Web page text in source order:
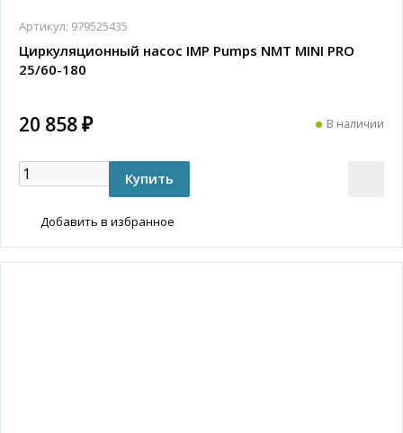
Артикул: 979525435
Циркуляционный насос IMP Pumps NMT MINI PRO
25/60-180
20 858 ₽ В наличии
Добавить в избранное